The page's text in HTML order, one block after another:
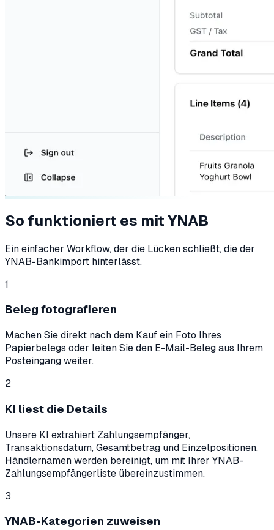
So funktioniert es mit YNAB
Ein einfacher Workflow, der die Lücken schließt, die der
YNAB-Bankimport hinterlässt.
1
Beleg fotografieren
Machen Sie direkt nach dem Kauf ein Foto Ihres
Papierbelegs oder leiten Sie den E-Mail-Beleg aus Ihrem
Posteingang weiter.
2
KI liest die Details
Unsere KI extrahiert Zahlungsempfänger,
Transaktionsdatum, Gesamtbetrag und Einzelpositionen.
Händlernamen werden bereinigt, um mit Ihrer YNAB-
Zahlungsempfängerliste übereinzustimmen.
3
YNAB-Kategorien zuweisen